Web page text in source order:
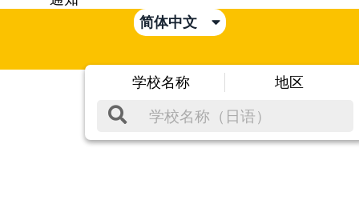
简体中文
学校名称 地区